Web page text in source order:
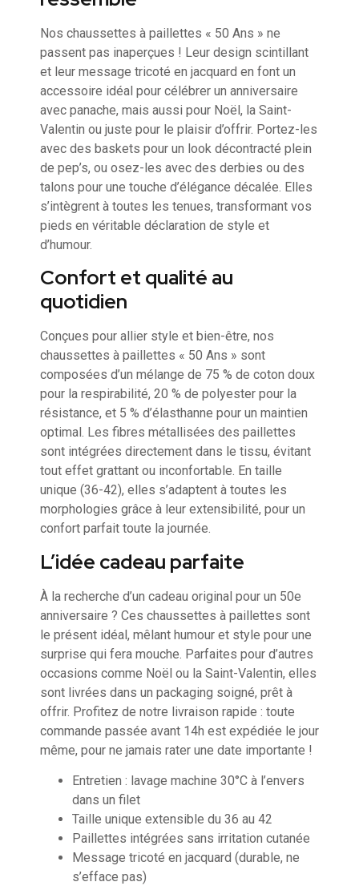
Nos chaussettes à paillettes « 50 Ans » ne
passent pas inaperçues ! Leur design scintillant
et leur message tricoté en jacquard en font un
accessoire idéal pour célébrer un anniversaire
avec panache, mais aussi pour Noël, la Saint-
Valentin ou juste pour le plaisir d’offrir. Portez-les
avec des baskets pour un look décontracté plein
de pep’s, ou osez-les avec des derbies ou des
talons pour une touche d’élégance décalée. Elles
s’intègrent à toutes les tenues, transformant vos
pieds en véritable déclaration de style et
d’humour.
Confort et qualité au
quotidien
Conçues pour allier style et bien-être, nos
chaussettes à paillettes « 50 Ans » sont
composées d’un mélange de 75 % de coton doux
pour la respirabilité, 20 % de polyester pour la
résistance, et 5 % d’élasthanne pour un maintien
optimal. Les fibres métallisées des paillettes
sont intégrées directement dans le tissu, évitant
tout effet grattant ou inconfortable. En taille
unique (36-42), elles s’adaptent à toutes les
morphologies grâce à leur extensibilité, pour un
confort parfait toute la journée.
L’idée cadeau parfaite
À la recherche d’un cadeau original pour un 50e
anniversaire ? Ces chaussettes à paillettes sont
le présent idéal, mêlant humour et style pour une
surprise qui fera mouche. Parfaites pour d’autres
occasions comme Noël ou la Saint-Valentin, elles
sont livrées dans un packaging soigné, prêt à
offrir. Profitez de notre livraison rapide : toute
commande passée avant 14h est expédiée le jour
même, pour ne jamais rater une date importante !
Entretien : lavage machine 30°C à l’envers
dans un filet
Taille unique extensible du 36 au 42
Paillettes intégrées sans irritation cutanée
Message tricoté en jacquard (durable, ne
s’efface pas)